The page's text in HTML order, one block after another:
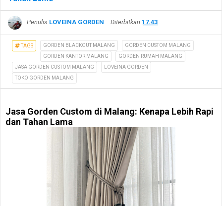
Penulis LOVEINA GORDEN Diterbitkan 17.43
TAGS GORDEN BLACKOUT MALANG
GORDEN CUSTOM MALANG
GORDEN KANTOR MALANG
GORDEN RUMAH MALANG
JASA GORDEN CUSTOM MALANG
LOVEINA GORDEN
TOKO GORDEN MALANG
Jasa Gorden Custom di Malang: Kenapa Lebih Rapi
dan Tahan Lama